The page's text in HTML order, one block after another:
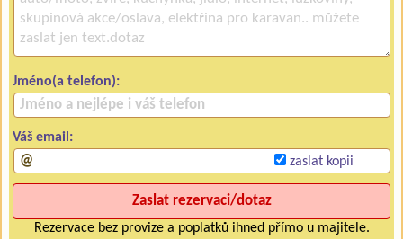
Jméno(a telefon):
Váš email:
zaslat kopii
Rezervace bez provize a poplatků ihned přímo u majitele.